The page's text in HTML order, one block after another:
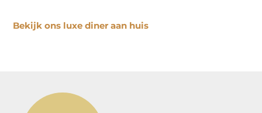
Bekijk ons luxe diner aan huis